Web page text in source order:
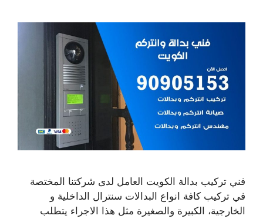
فني تركيب بدالة الكويت العامل لدى شركتنا المختصة
في تركيب كافة انواع البدالات سنترال الداخلية و
الخارجية، الكبيرة والصغيرة مثل هذا الاجراء يتطلب